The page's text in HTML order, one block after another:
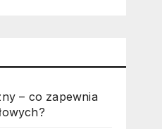
– co zapewnia